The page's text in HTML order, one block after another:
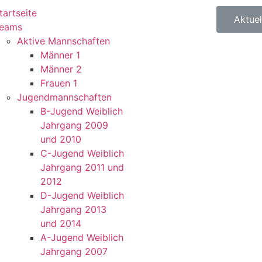
Aktive Mannschaften
Männer 1
Männer 2
Frauen 1
Jugendmannschaften
B-Jugend Weiblich
Jahrgang 2009
und 2010
C-Jugend Weiblich
Jahrgang 2011 und
2012
D-Jugend Weiblich
Jahrgang 2013
und 2014
A-Jugend Weiblich
Jahrgang 2007